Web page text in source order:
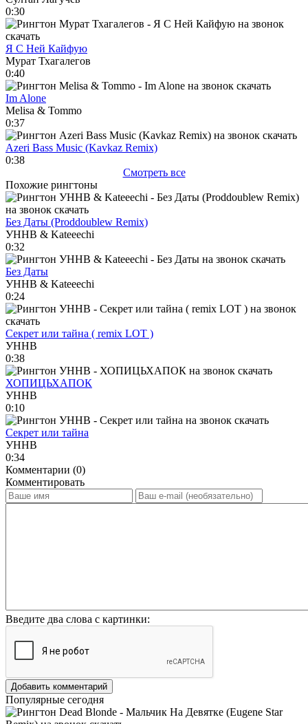
0:30
Я С Ней Кайфую
Мурат Тхагалегов
0:40
Im Alone
Melisa & Tommo
0:37
Azeri Bass Music (Kavkaz Remix)
0:38
Смотреть все
Похожие рингтоны
Без Даты (Proddoublew Remix)
УННВ & Kateeechi
0:32
Без Даты
УННВ & Kateeechi
0:24
Секрет или тайна ( remix LOT )
УННВ
0:38
ХОПИЦЬХАПОК
УННВ
0:10
Секрет или тайна
УННВ
0:34
Комментарии (0)
Комментировать
Введите два слова с картинки:
Добавить комментарий
Популярные сегодня